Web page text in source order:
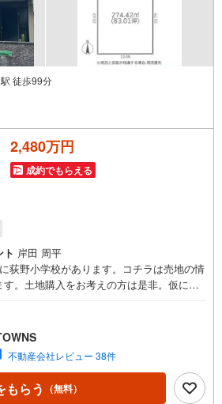
資金計画から丁寧に対応します。
も歓迎 ▼
相談のみでもお気軽に♪
ん ▼
ルでのお問い合わせでも結構です。
ーーーーーーーーーーーーー
求など、まずはお気軽にお問い合わせくださ
徒歩99分
2,480万円
成約でもらえる
ト 岸田 周平
荻野小学校があります。コチラは売地の情
。土地購入をお考えの方は是非。仮に将
第一種低層住居専用地域のメリットで
地面積274.42平米（公簿）の土地です。
面道路6m以上です。こちらの住宅用地は
り、これから新しい住まいをお考えの方
うか。【年中無休/9:00～21:00】人気物件
わせが集中するため、お早めにお電話下さ
不動産会社レビュー 38件
もらう （無料）